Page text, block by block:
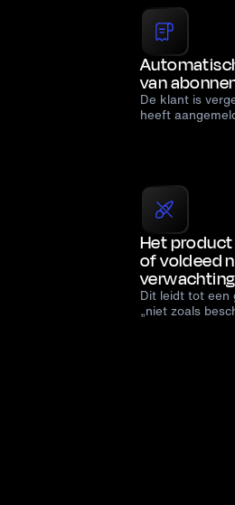
van
De klant is
heeft
Het
of voldeed
Dit leidt tot een
„niet zoals